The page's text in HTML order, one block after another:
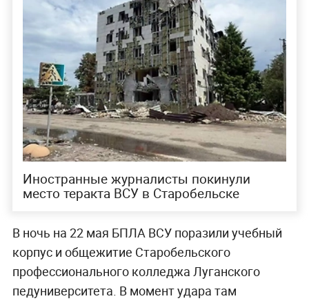
Иностранные журналисты покинули
место теракта ВСУ в Старобельске
В ночь на 22 мая БПЛА ВСУ поразили учебный
корпус и общежитие Старобельского
профессионального колледжа Луганского
педуниверситета. В момент удара там